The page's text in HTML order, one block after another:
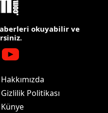
okuyabilir ve
Hakkımızda
Gizlilik Politikası
Künye